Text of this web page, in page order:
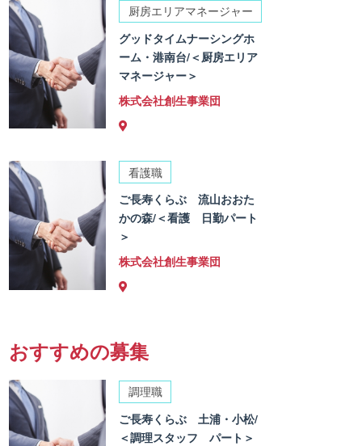
厨房エリアマネージャー
グッドタイムナーシングホ
ーム・港南台/＜厨房エリア
マネージャー＞
株式会社創生事業団
看護職
ご長寿くらぶ 流山おおた
かの森/＜看護 日勤パート
＞
株式会社創生事業団
おすすめの募集
調理職
ご長寿くらぶ 土浦・小松/
＜調理スタッフ パート＞